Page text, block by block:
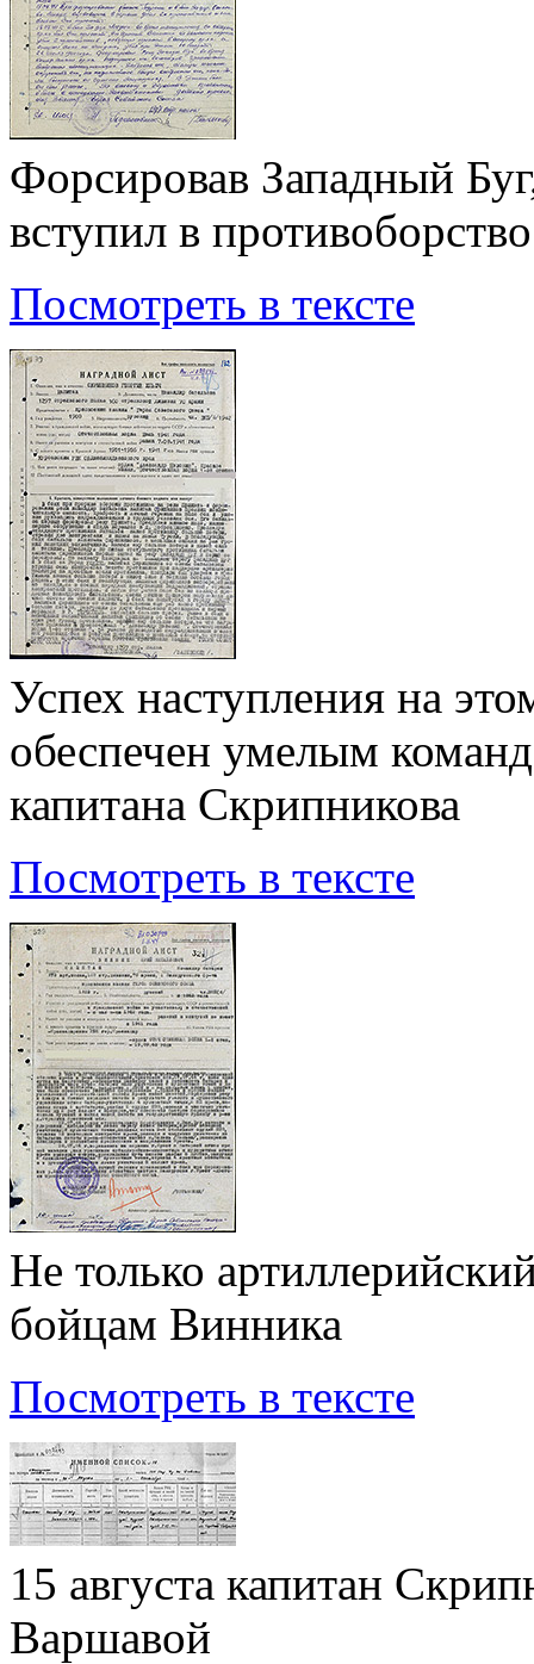
Форсировав Западный
вступил в
Посмотреть в тексте
Успех наступления на
обеспечен умелым
капитана Скрипникова
Посмотреть в тексте
Не только
бойцам Винника
Посмотреть в тексте
15 августа капитан
Варшавой